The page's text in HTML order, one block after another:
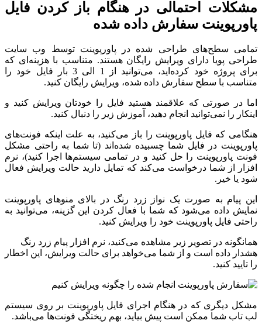
مشکلات احتمالی در هنگام باز کردن فایل
پاورپوینت سفارش داده شده
تمامی سطح‌های طراحی شده در پاورپوینت توسط وب سایت
طراحی پویا دارای ویرایش رایگان هستند. متناسب با هزینه‌ای که
برای پروژه خود کرده‌اید، می‌توانید از 1 الی 3 بار فایل خود را
متناسب با سطح سفارش داده شده، ویرایش رایگان کنید.
اما در صورتی که علاقمند هستید فایل را خودتان ویرایش کنید و
اینکار را نمی‌توانید انجام دهید، آموزش زیر را دنبال کنید.
هنگامی که فایل پاورپوینت را باز می‌کنید، به علت اینکه فونت‌های
پاورپوینت در فایل شما چسبیده شده‌اند (تا شما به راحتی مشکل
فونت پاورپوینت را حل کنید و در تمامی سیستم‌ها اجرا کنید)، نرم
افزار از شما درخواست می‌کند که تمایل دارید حالت ویرایش فعال
شود یا خیر.
این پیام به صورت یک نواز زرد رنگ در بالای منوهای پاورپوینت
نمایش داده می‌شود که شما با فعال کردن این گزینه، می‌توانید به
راحتی فایل پاورپوینت خود را ویرایش کنید.
همانگونه در تصویر زیر مشاهده می‌کنید، نرم افزار پیام زرد رنگ
هشدار داده است و از شما می‌خواهد برای حالت ویرایش، این اخطار
را تایید کنید.
مشکل دیگری که در هنگام اجرای فایل پاورپوینت بر روی سیستم
لب تاب شما ممکن است پیش بیاید، بهم ریختگی فونت‌ها می‌باشد.